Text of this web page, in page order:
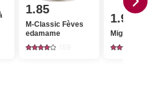
1.85
M-Classic Fèves
edamame
1.95
Migros